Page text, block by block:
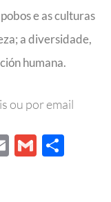
e as culturas
a diversidade,
humana.
ou por email
EmailGmail